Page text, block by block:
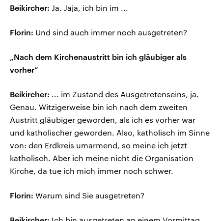
Beikircher: Ja. Jaja, ich bin im ...
Florin: Und sind auch immer noch ausgetreten?
„Nach dem Kirchenaustritt bin ich gläubiger als
vorher“
Beikircher: ... im Zustand des Ausgetretenseins, ja.
Genau. Witzigerweise bin ich nach dem zweiten
Austritt gläubiger geworden, als ich es vorher war
und katholischer geworden. Also, katholisch im Sinne
von: den Erdkreis umarmend, so meine ich jetzt
katholisch. Aber ich meine nicht die Organisation
Kirche, da tue ich mich immer noch schwer.
Florin: Warum sind Sie ausgetreten?